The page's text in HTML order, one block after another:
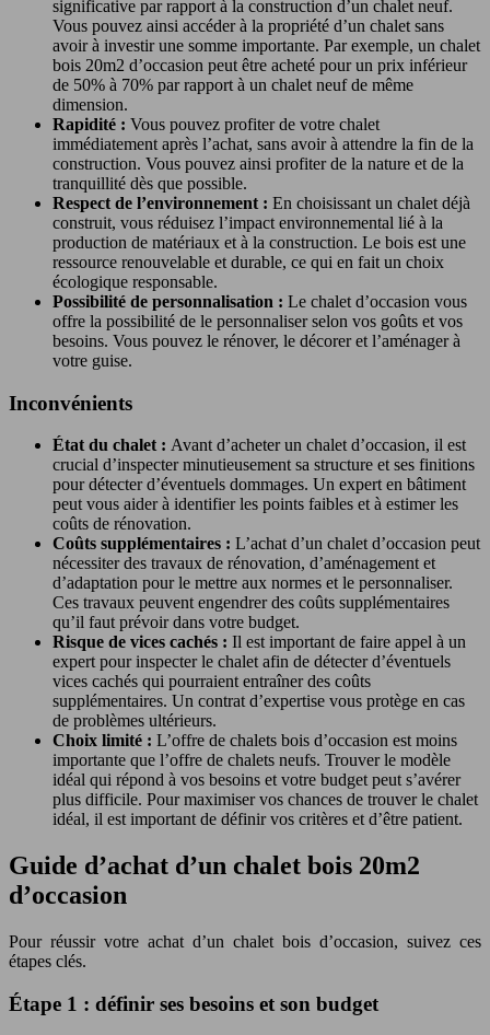
significative par rapport à la construction d’un chalet neuf.
Vous pouvez ainsi accéder à la propriété d’un chalet sans
avoir à investir une somme importante. Par exemple, un chalet
bois 20m2 d’occasion peut être acheté pour un prix inférieur
de 50% à 70% par rapport à un chalet neuf de même
dimension.
Rapidité : Vous pouvez profiter de votre chalet
immédiatement après l’achat, sans avoir à attendre la fin de la
construction. Vous pouvez ainsi profiter de la nature et de la
tranquillité dès que possible.
Respect de l’environnement : En choisissant un chalet déjà
construit, vous réduisez l’impact environnemental lié à la
production de matériaux et à la construction. Le bois est une
ressource renouvelable et durable, ce qui en fait un choix
écologique responsable.
Possibilité de personnalisation : Le chalet d’occasion vous
offre la possibilité de le personnaliser selon vos goûts et vos
besoins. Vous pouvez le rénover, le décorer et l’aménager à
votre guise.
Inconvénients
État du chalet : Avant d’acheter un chalet d’occasion, il est
crucial d’inspecter minutieusement sa structure et ses finitions
pour détecter d’éventuels dommages. Un expert en bâtiment
peut vous aider à identifier les points faibles et à estimer les
coûts de rénovation.
Coûts supplémentaires : L’achat d’un chalet d’occasion peut
nécessiter des travaux de rénovation, d’aménagement et
d’adaptation pour le mettre aux normes et le personnaliser.
Ces travaux peuvent engendrer des coûts supplémentaires
qu’il faut prévoir dans votre budget.
Risque de vices cachés : Il est important de faire appel à un
expert pour inspecter le chalet afin de détecter d’éventuels
vices cachés qui pourraient entraîner des coûts
supplémentaires. Un contrat d’expertise vous protège en cas
de problèmes ultérieurs.
Choix limité : L’offre de chalets bois d’occasion est moins
importante que l’offre de chalets neufs. Trouver le modèle
idéal qui répond à vos besoins et votre budget peut s’avérer
plus difficile. Pour maximiser vos chances de trouver le chalet
idéal, il est important de définir vos critères et d’être patient.
Guide d’achat d’un chalet bois 20m2
d’occasion
Pour réussir votre achat d’un chalet bois d’occasion, suivez ces
étapes clés.
Étape 1 : définir ses besoins et son budget